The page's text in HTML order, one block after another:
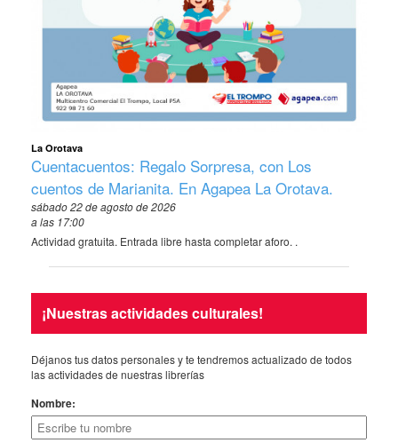
La Orotava
Cuentacuentos: Regalo Sorpresa, con Los
cuentos de Marianita. En Agapea La Orotava.
sábado 22 de agosto de 2026
a las 17:00
Actividad gratuita. Entrada libre hasta completar aforo. .
¡Nuestras actividades culturales!
Déjanos tus datos personales y te tendremos actualizado de todos
las actividades de nuestras librerías
Nombre: